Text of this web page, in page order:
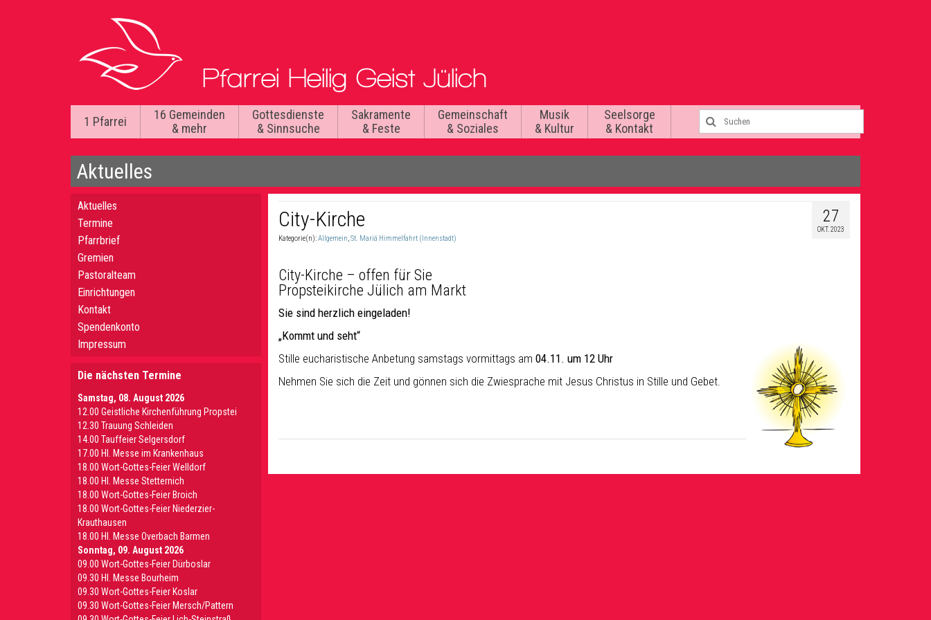
1 Pfarrei
16 Gemeinden
& mehr
Gottesdienste
& Sinnsuche
Sakramente
& Feste
Gemeinschaft
& Soziales
Musik
& Kultur
Seelsorge
& Kontakt
Aktuelles
27
OKT. 2023
City-Kirche
Kategorie(n):Allgemein,St. Mariä Himmelfahrt (Innenstadt)
City-Kirche – offen für Sie
Propsteikirche Jülich am Markt
Sie sind herzlich eingeladen!
„Kommt und seht“
Stille eucharistische Anbetung samstags vormittags am 04.11. um 12 Uhr
Nehmen Sie sich die Zeit und gönnen sich die Zwiesprache mit Jesus Christus in Stille und Gebet.
Aktuelles
Termine
Pfarrbrief
Gremien
Pastoralteam
Einrichtungen
Kontakt
Spendenkonto
Impressum
Die nächsten Termine
Samstag, 08. August 2026
12.00 Geistliche Kirchenführung Propstei
12.30 Trauung Schleiden
14.00 Tauffeier Selgersdorf
17.00 Hl. Messe im Krankenhaus
18.00 Wort-Gottes-Feier Welldorf
18.00 Hl. Messe Stetternich
18.00 Wort-Gottes-Feier Broich
18.00 Wort-Gottes-Feier Niederzier-
Krauthausen
18.00 Hl. Messe Overbach Barmen
Sonntag, 09. August 2026
09.00 Wort-Gottes-Feier Dürboslar
09.30 HI. Messe Bourheim
09.30 Wort-Gottes-Feier Koslar
09.30 Wort-Gottes-Feier Mersch/Pattern